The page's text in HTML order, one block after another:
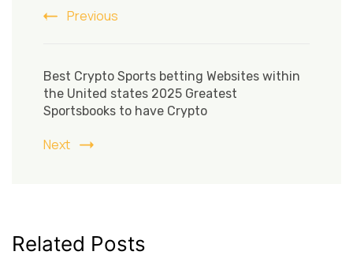
Previous
Best Crypto Sports betting Websites within
the United states 2025 Greatest
Sportsbooks to have Crypto
Next
Related Posts